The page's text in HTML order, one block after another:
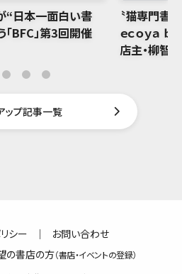
“日本一面白い書
「BFC」第3回開催
〝猫専門書
ｅｃｏｙａ ｂ
店主・柳智
ップ記事一覧
シー ｜
お問い合わせ
の書店の方（書店・イベントの登録）